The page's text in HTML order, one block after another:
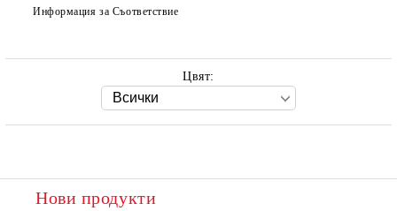
Информация за Съответствие
Цвят:
Нови продукти